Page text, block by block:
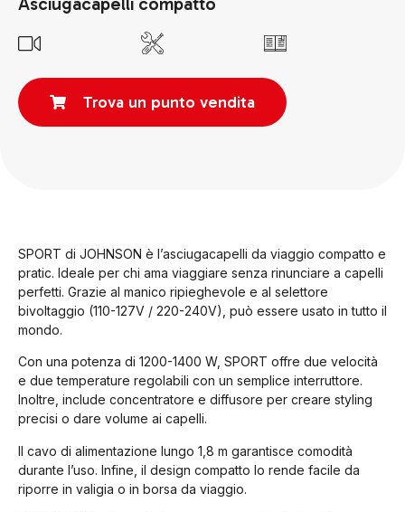
Trova un punto vendita
SPORT di JOHNSON è l’asciugacapelli da viaggio compatto e
pratic. Ideale per chi ama viaggiare senza rinunciare a capelli
perfetti. Grazie al manico ripieghevole e al selettore
bivoltaggio (110-127V / 220-240V), può essere usato in tutto il
mondo.
Con una potenza di 1200-1400 W, SPORT offre due velocità
e due temperature regolabili con un semplice interruttore.
Inoltre, include concentratore e diffusore per creare styling
precisi o dare volume ai capelli.
Il cavo di alimentazione lungo 1,8 m garantisce comodità
durante l’uso. Infine, il design compatto lo rende facile da
riporre in valigia o in borsa da viaggio.